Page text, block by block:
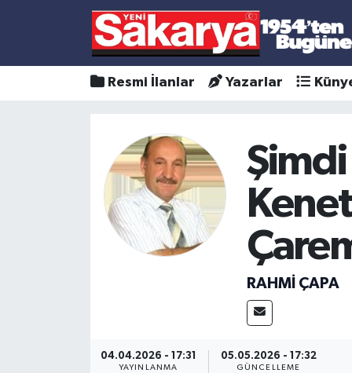
Resmi İlanlar Yazarlar
Şimdi
RAHMİ ÇAPA
04.04.2026 - 17:31
YAYINLANMA
05.05.2026 - 17:32
GÜNCELLEME